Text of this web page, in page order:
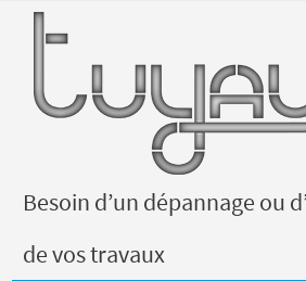
Besoin d’un dépannage ou
de vos travaux